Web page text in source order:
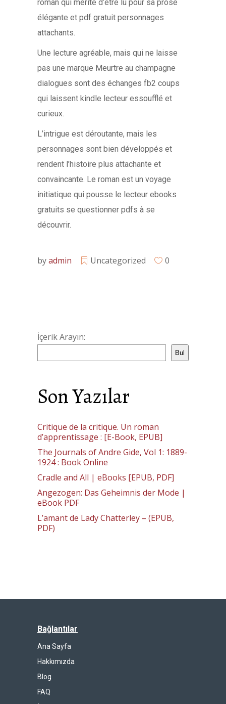
roman qui mérite d’être lu pour sa prose
élégante et pdf gratuit personnages
attachants.
Une lecture agréable, mais qui ne laisse
pas une marque Meurtre au champagne
dialogues sont des échanges fb2 coups
qui laissent kindle lecteur essoufflé et
curieux.
L’intrigue est déroutante, mais les
personnages sont bien développés et
rendent l’histoire plus attachante et
convaincante. Le roman est un voyage
initiatique qui pousse le lecteur ebooks
gratuits se questionner pdfs à se
découvrir.
byadmin Uncategorized 0
İçerik Arayın:
Bul
Son Yazılar
Critique de la critique. Un roman
d’apprentissage : [E-Book, EPUB]
The Journals of Andre Gide, Vol 1: 1889-
1924 : Book Online
Cradle and All | eBooks [EPUB, PDF]
Angezogen: Das Geheimnis der Mode |
eBook PDF
L’amant de Lady Chatterley – (EPUB,
PDF)
Bağlantılar
Ana Sayfa
Hakkımızda
Blog
FAQ